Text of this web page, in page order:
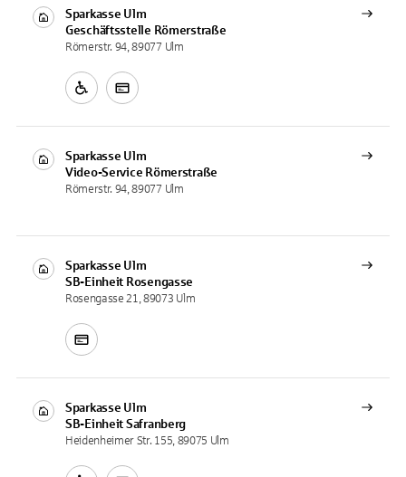
Sparkasse Ulm
Geschäftsstelle Römerstraße
Römerstr. 94, 89077 Ulm
Sparkasse Ulm
Video-Service Römerstraße
Römerstr. 94, 89077 Ulm
Sparkasse Ulm
SB-Einheit Rosengasse
Rosengasse 21, 89073 Ulm
Sparkasse Ulm
SB-Einheit Safranberg
Heidenheimer Str. 155, 89075 Ulm